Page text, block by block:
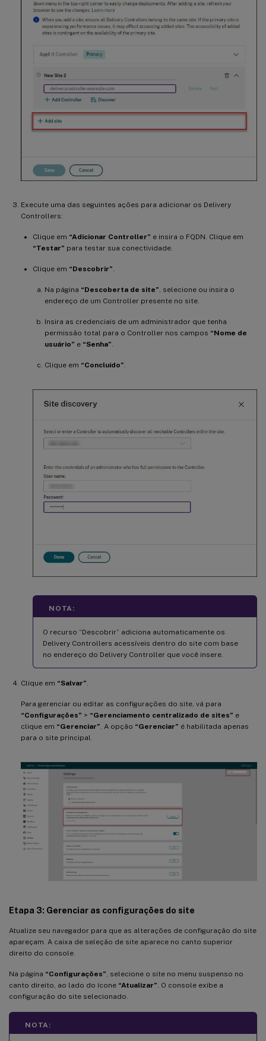
Execute uma das seguintes ações para adicionar os Delivery
Controllers:
Clique em “Adicionar Controller” e insira o FQDN. Clique em
“Testar” para testar sua conectividade.
Clique em “Descobrir”.
Na página “Descoberta de site”, selecione ou insira o
endereço de um Controller presente no site.
Insira as credenciais de um administrador que tenha
permissão total para o Controller nos campos “Nome de
usuário” e “Senha”.
Clique em “Concluído”.
NOTA:
O recurso “Descobrir” adiciona automaticamente os
Delivery Controllers acessíveis dentro do site com base
no endereço do Delivery Controller que você insere.
Clique em “Salvar”.
Para gerenciar ou editar as configurações do site, vá para
“Configurações” > “Gerenciamento centralizado de sites” e
clique em “Gerenciar”. A opção “Gerenciar” é habilitada apenas
para o site principal.
Etapa 3: Gerenciar as configurações do site
Atualize seu navegador para que as alterações de configuração do site
apareçam. A caixa de seleção de site aparece no canto superior
direito do console.
Na página “Configurações”, selecione o site no menu suspenso no
canto direito, ao lado do ícone “Atualizar”. O console exibe a
configuração do site selecionado.
NOTA: